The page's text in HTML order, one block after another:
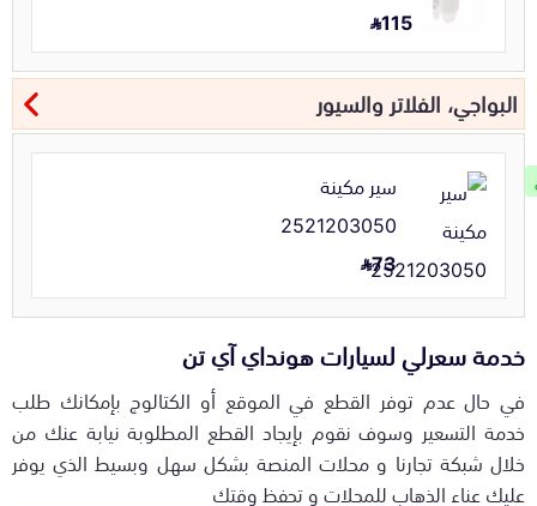
115
البواجي، الفلاتر والسيور
سير مكينة
2521203050
73
خدمة سعرلي لسيارات هونداي آي تن
في حال عدم توفر القطع في الموقع أو الكتالوج بإمكانك طلب
خدمة التسعير وسوف نقوم بإيجاد القطع المطلوبة نيابة عنك من
خلال شبكة تجارنا و محلات المنصة بشكل سهل وبسيط الذي يوفر
عليك عناء الذهاب للمحلات و تحفظ وقتك